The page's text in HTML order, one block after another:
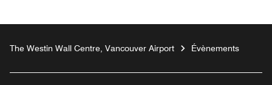
The Westin Wall Centre, Vancouver Airport Évènements